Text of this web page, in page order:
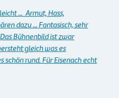
... Armut, Hass,
dazu ... Fantasisch, sehr
Bühnenbild ist zwar
gleich was es
schön rund. Für Eisenach echt